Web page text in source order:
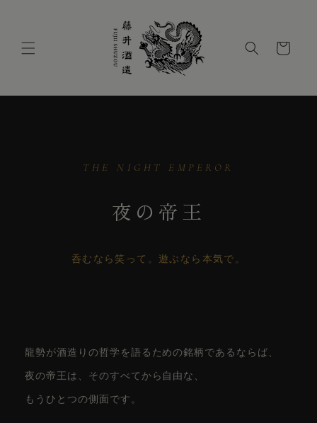
ー
THE NIGHT EMPEROR
夜の帝王
呑むなら笑って。遊ぶなら本気で。
龍勢が酒造りの哲学を語るための銘柄であるならば、
夜の帝王は、そのすべてから自由な、
もうひとつの側面です。